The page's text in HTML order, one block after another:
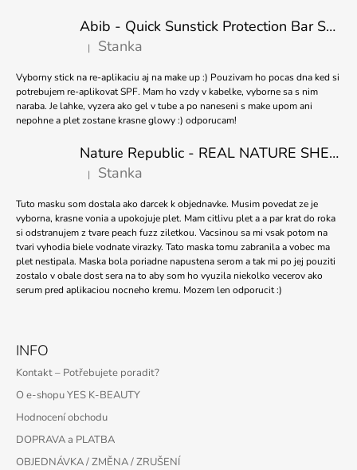
Abib - Quick Sunstick Protection Bar SPF50+ PA++++ 22g
Hodnocení produktu je 5 z 5 hvězdiček.
| Stanka
Vyborny stick na re-aplikaciu aj na make up :) Pouzivam ho pocas dna ked si
potrebujem re-aplikovat SPF. Mam ho vzdy v kabelke, vyborne sa s nim
naraba. Je lahke, vyzera ako gel v tube a po naneseni s make upom ani
nepohne a plet zostane krasne glowy :) odporucam!
Nature Republic - REAL NATURE SHEET MASK TEA TREE 23ml
Hodnocení produktu je 5 z 5 hvězdiček.
| Stanka
Tuto masku som dostala ako darcek k objednavke. Musim povedat ze je
vyborna, krasne vonia a upokojuje plet. Mam citlivu plet a a par krat do roka
si odstranujem z tvare peach fuzz ziletkou. Vacsinou sa mi vsak potom na
tvari vyhodia biele vodnate virazky. Tato maska tomu zabranila a vobec ma
plet nestipala. Maska bola poriadne napustena serom a tak mi po jej pouziti
zostalo v obale dost sera na to aby som ho vyuzila niekolko vecerov ako
serum pred aplikaciou nocneho kremu. Mozem len odporucit :)
INFO
Kontakt – Potřebujete poradit?
O e-shopu YES K-BEAUTY
Hodnocení obchodu
DOPRAVA a PLATBA
OBJEDNÁVKA / ZMĚNA / ZRUŠENÍ